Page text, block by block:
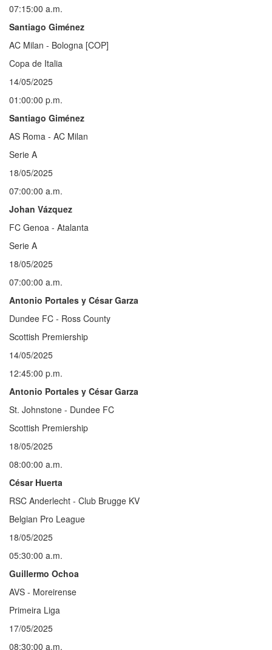
07:15:00 a.m.
Santiago Giménez
AC Milan - Bologna [COP]
Copa de Italia
14/05/2025
01:00:00 p.m.
Santiago Giménez
AS Roma - AC Milan
Serie A
18/05/2025
07:00:00 a.m.
Johan Vázquez
FC Genoa - Atalanta
Serie A
18/05/2025
07:00:00 a.m.
Antonio Portales y César Garza
Dundee FC - Ross County
Scottish Premiership
14/05/2025
12:45:00 p.m.
Antonio Portales y César Garza
St. Johnstone - Dundee FC
Scottish Premiership
18/05/2025
08:00:00 a.m.
César Huerta
RSC Anderlecht - Club Brugge KV
Belgian Pro League
18/05/2025
05:30:00 a.m.
Guillermo Ochoa
AVS - Moreirense
Primeira Liga
17/05/2025
08:30:00 a.m.